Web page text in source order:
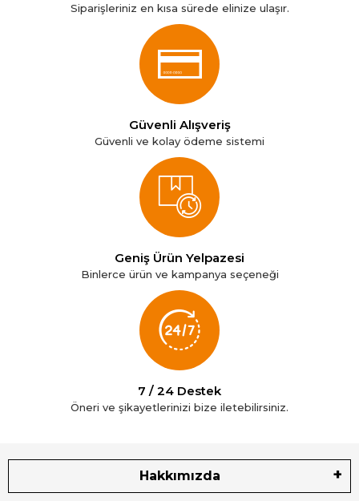
Siparişleriniz en kısa sürede elinize ulaşır.
Güvenli Alışveriş
Güvenli ve kolay ödeme sistemi
Geniş Ürün Yelpazesi
Binlerce ürün ve kampanya seçeneği
7 / 24 Destek
Öneri ve şikayetlerinizi bize iletebilirsiniz.
Hakkımızda